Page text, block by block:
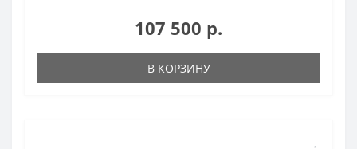
107 500 р.
В КОРЗИНУ